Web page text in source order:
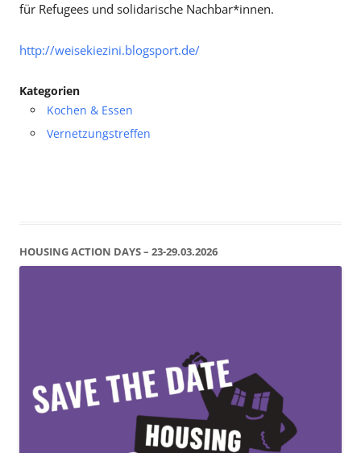
für Refugees und solidarische Nachbar*innen.
http://weisekiezini.blogsport.de/
Kategorien
Kochen & Essen
Vernetzungstreffen
HOUSING ACTION DAYS – 23-29.03.2026